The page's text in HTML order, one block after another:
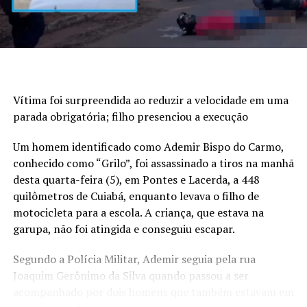
Vítima foi surpreendida ao reduzir a velocidade em uma
parada obrigatória; filho presenciou a execução
Um homem identificado como Ademir Bispo do Carmo,
conhecido como “Grilo”, foi assassinado a tiros na manhã
desta quarta-feira (5), em Pontes e Lacerda, a 448
quilômetros de Cuiabá, enquanto levava o filho de
motocicleta para a escola. A criança, que estava na
garupa, não foi atingida e conseguiu escapar.
Segundo a Polícia Militar, Ademir seguia pela rua
Joaquim Gerônimo da Silva quando passou a ser